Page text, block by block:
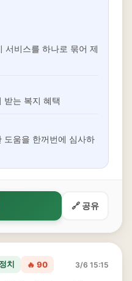
서비스를 하나로 묶어 제
받는 복지 혜택
도움을 한꺼번에 심사하
🔗 공유
정치 🔥 90 3/6 15:15